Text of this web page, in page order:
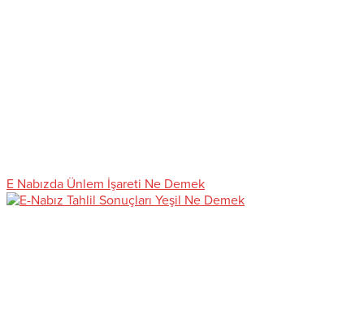
E Nabızda Ünlem İşareti Ne Demek